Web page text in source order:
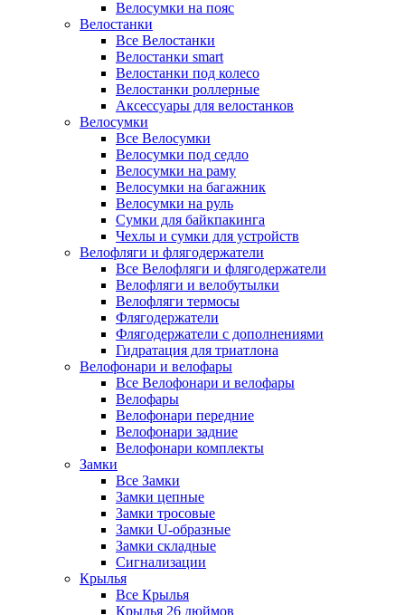
Велосумки на пояс
Велостанки
Все Велостанки
Велостанки smart
Велостанки под колесо
Велостанки роллерные
Аксессуары для велостанков
Велосумки
Все Велосумки
Велосумки под седло
Велосумки на раму
Велосумки на багажник
Велосумки на руль
Сумки для байкпакинга
Чехлы и сумки для устройств
Велофляги и флягодержатели
Все Велофляги и флягодержатели
Велофляги и велобутылки
Велофляги термосы
Флягодержатели
Флягодержатели с дополнениями
Гидратация для триатлона
Велофонари и велофары
Все Велофонари и велофары
Велофары
Велофонари передние
Велофонари задние
Велофонари комплекты
Замки
Все Замки
Замки цепные
Замки тросовые
Замки U-образные
Замки складные
Сигнализации
Крылья
Все Крылья
Крылья 26 дюймов